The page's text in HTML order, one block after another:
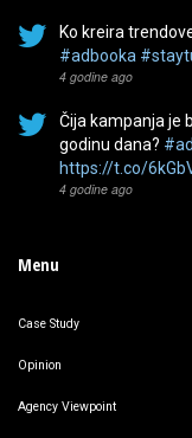
Ko kreira
#adbooka
4 godine ago
Čija kampanja je
godinu dana?
https://t.co/
4 godine ago
Menu
Case Study
Opinion
Agency Viewpoint